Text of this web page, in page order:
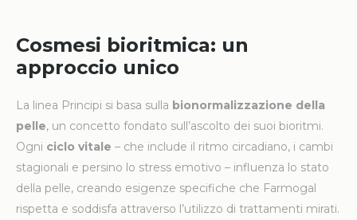
Cosmesi bioritmica: un
approccio unico
La linea Principi si basa sulla bionormalizzazione della
pelle, un concetto fondato sull’ascolto dei suoi bioritmi.
Ogni ciclo vitale – che include il ritmo circadiano, i cambi
stagionali e persino lo stress emotivo – influenza lo stato
della pelle, creando esigenze specifiche che Farmogal
rispetta e soddisfa attraverso l’utilizzo di trattamenti mirati.